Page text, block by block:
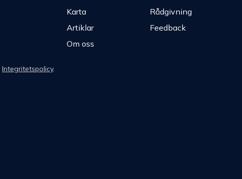
Karta
Artiklar
Om oss
Rådgivning
Feedback
Integritetspolicy.